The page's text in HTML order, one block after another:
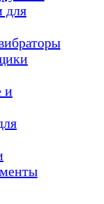
для
и